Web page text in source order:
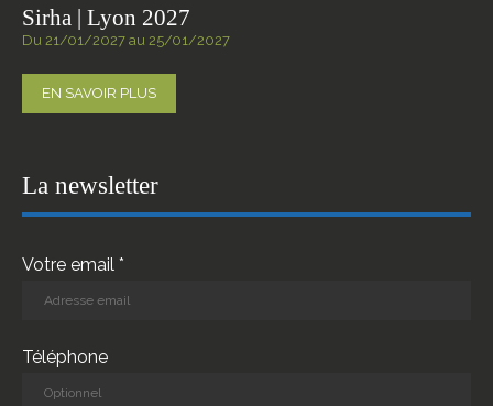
Sirha | Lyon 2027
Du 21/01/2027 au 25/01/2027
EN SAVOIR PLUS
La newsletter
Votre email *
Téléphone